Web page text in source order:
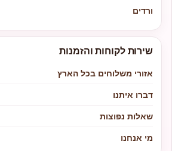
ורדים
שירות לקוחות והזמנות
אזורי משלוחים בכל הארץ
דברו איתנו
שאלות נפוצות
מי אנחנו